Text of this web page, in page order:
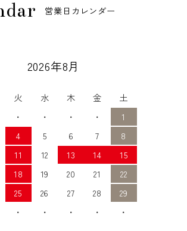
営業日カレンダー
2026年8月
火 水 木 金
土
・ ・ ・ ・
1
4 5 6 7
8
11 12 13 14
15
18 19 20 21
22
25 26 27 28
29
・ ・ ・ ・ ・